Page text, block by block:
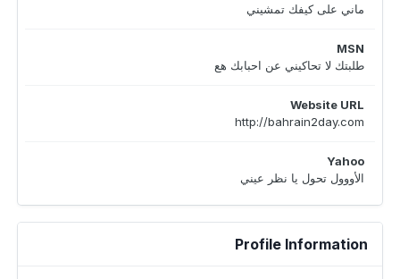
ماني على كيفك تمشيني
MSN
طلبتك لا تحاكيني عن احبابك هع
Website URL
http://bahrain2day.com
Yahoo
الأووول تحول يا نظر عيني
Profile Information